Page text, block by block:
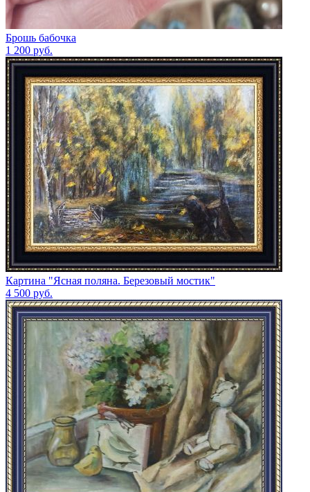
Брошь бабочка
1 200 руб.
Картина "Ясная поляна. Березовый мостик"
4 500 руб.